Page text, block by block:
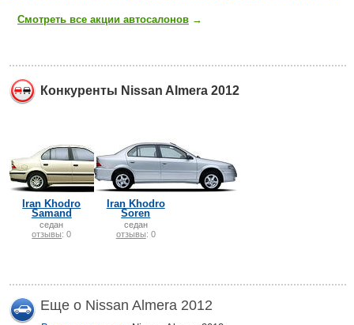
Смотреть все акции автосалонов →
Конкуренты Nissan Almera 2012
Iran Khodro
Samand
седан
отзывы: 0
Iran Khodro
Soren
седан
отзывы: 0
Еще о Nissan Almera 2012